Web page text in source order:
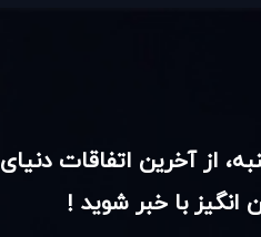
از آخرین اتفاقات دنیای
با خبر شوید !